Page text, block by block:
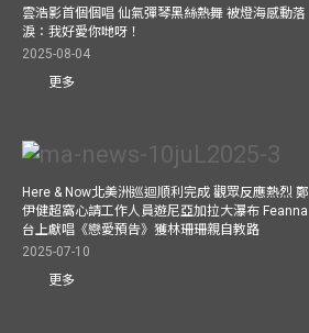
雲浩影首個個唱 仙氣彈琴黑絲熱舞 被燈海感動落
淚：我好愛你哋呀！
2025-08-04
更多
Here & Now北美洲巡迴順利完成 觀眾反應熱烈 鄭
伊健超窩心請工作人員遊尼亞加拉大瀑布 Feanna
台上獻唱《戀愛預告》獲林珊珊親自教路
2025-07-10
更多